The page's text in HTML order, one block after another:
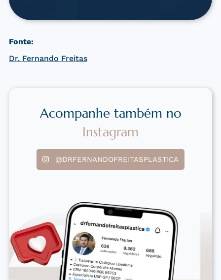
Fonte:
Dr. Fernando Freitas
Acompanhe também no
Instagram
@DRFERNANDOFREITASPLASTICA